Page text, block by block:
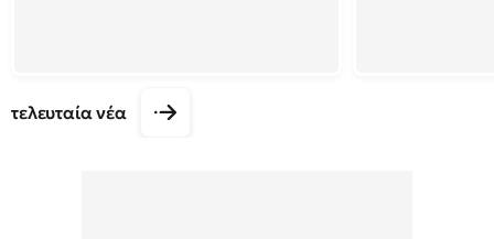
τελευταία νέα